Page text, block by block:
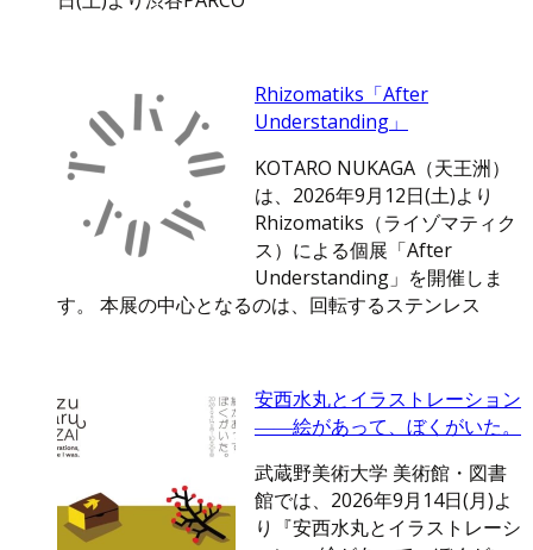
Rhizomatiks「After
Understanding」
KOTARO NUKAGA（天王洲）
は、2026年9月12日(土)より
Rhizomatiks（ライゾマティク
ス）による個展「After
Understanding」を開催しま
す。 本展の中心となるのは、回転するステンレス
安西水丸とイラストレーション
――絵があって、ぼくがいた。
武蔵野美術大学 美術館・図書
館では、2026年9月14日(月)よ
り『安西水丸とイラストレーシ